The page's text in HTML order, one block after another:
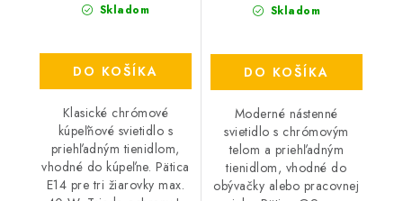
Skladom
DO KOŠÍKA
Klasické chrómové
kúpeľňové svietidlo s
priehľadným tienidlom,
vhodné do kúpeľne. Pätica
E14 pre tri žiarovky max.
Skladom
DO KOŠÍKA
Moderné nástenné
svietidlo s chrómovým
telom a priehľadným
tienidlom, vhodné do
obývačky alebo pracovnej